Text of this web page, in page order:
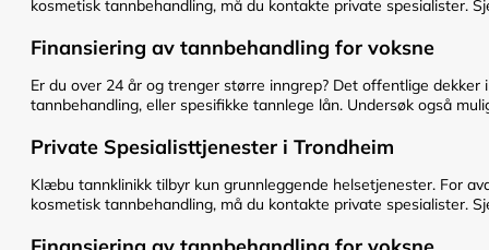
kosmetisk tannbehandling, må du kontakte private spesialister.
Finansiering av tannbehandling for voksne
Er du over 24 år og trenger større inngrep? Det offentlige
tannbehandling, eller spesifikke tannlege lån. Undersøk også
Private Spesialisttjenester i Trondheim
Klæbu tannklinikk tilbyr kun grunnleggende helsetjenester. For
kosmetisk tannbehandling, må du kontakte private spesialister.